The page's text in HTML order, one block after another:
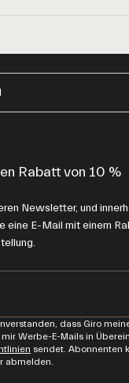
Rabatt von 10 %
Newsletter, und
eine E-Mail mit einem
dass Giro
Werbe-E-Mails in
sendet. Abonnenten
abmelden.